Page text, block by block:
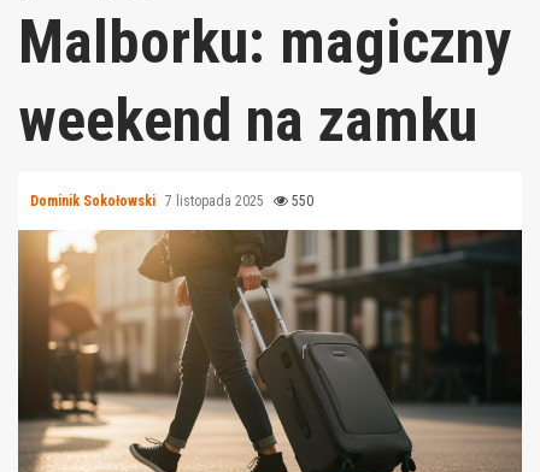
Malborku: magiczny
weekend na zamku
Dominik Sokołowski 7 listopada 2025 550